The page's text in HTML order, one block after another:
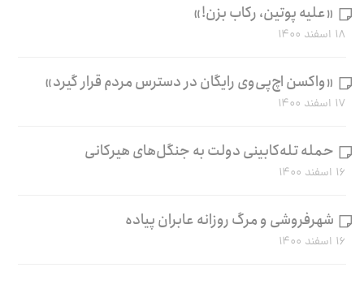
«علیه پوتین، رکاب بزن!»
۱۸ اسفند ۱۴۰۰
«واکسن اچ‌پی‌وی رایگان در دسترس مردم قرار گیرد»
۱۷ اسفند ۱۴۰۰
حمله تله‌کابینی دولت به جنگل‌های هیرکانی
۱۶ اسفند ۱۴۰۰
شهرفروشی و مرگ روزانه عابران پیاده
۱۶ اسفند ۱۴۰۰